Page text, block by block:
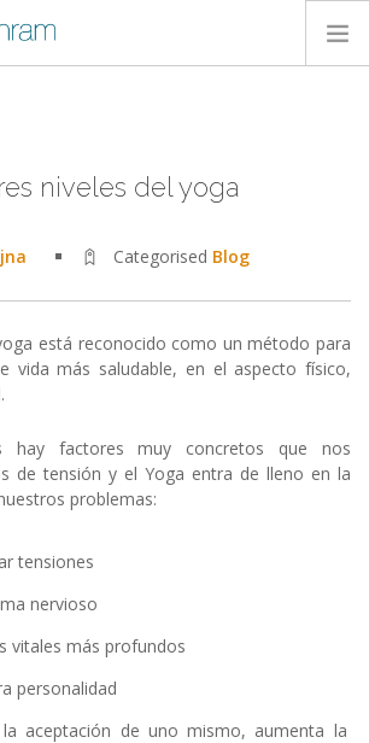
niveles del yoga
Categorised Blog
está reconocido como un método para
vida más saludable, en el aspecto físico,
hay factores muy concretos que nos
de tensión y el Yoga entra de lleno en la
problemas:
tensiones
nervioso
vitales más profundos
personalidad
la aceptación de uno mismo, aumenta la